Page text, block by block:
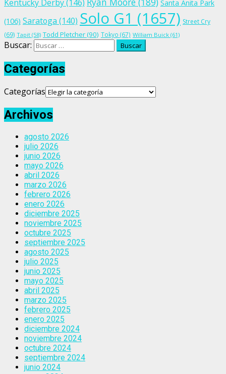
Kentucky Derby(146)
Santa Anita Park
(106) Saratoga (140) Solo G1 (1657) Street Cry
(69) Tapit (58) Todd Pletcher(90) Tokyo (67) William Buick (61)
Buscar:
Categorías
Categorías
Archivos
agosto 2026
julio 2026
junio 2026
mayo 2026
abril 2026
marzo 2026
febrero 2026
enero 2026
diciembre 2025
noviembre 2025
octubre 2025
septiembre 2025
agosto 2025
julio 2025
junio 2025
mayo 2025
abril 2025
marzo 2025
febrero 2025
enero 2025
diciembre 2024
noviembre 2024
octubre 2024
septiembre 2024
junio 2024